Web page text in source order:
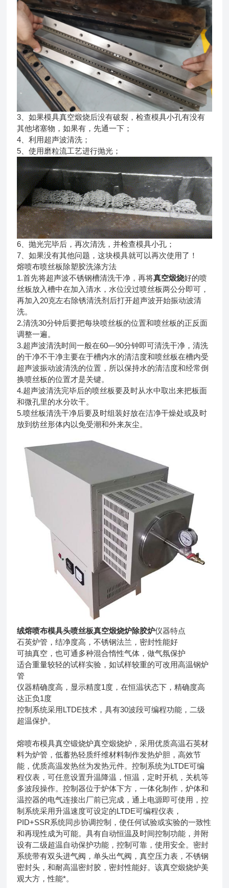
3、如果模具真空煅烧后没有破裂，检查模具小孔有没有
其他堵塞物，如果有，先通一下；
4、利用超声波清洗；
5、使用磨粒流工艺进行抛光；
6、抛光完毕后，再次清洗，并检查模具小孔；
7、如果没有其他问题，这块模具就可以再次使用了！
熔喷布喷丝板除塑胶洗涤方法
1.首先将超声波不锈钢槽清洗干净，再将真空煅烧好的喷
丝板放入槽中在加入清水，水位没过喷丝板两公分即可，
再加入20克左右除锈清洗剂后打开超声波开始振动波清
洗。
2.清洗30分钟后要把每块喷丝板的位置和喷丝板的正反面
调整一遍。
3.超声波清洗时间一般在60—90分钟即可清洗干净，清洗
的干净不干净主要在于槽内水的清洁度和喷丝板在槽内受
超声波振动波清洗的位置，所以保持水的清洁度和经常倒
换喷丝板的位置才是关键。
4.超声波清洗完毕后的喷丝板要及时从水中取出来把板面
和微孔里的水分吹干。
5.喷丝板清洗干净后要及时组装好放在洁净干燥处或及时
放到纺丝形体内以免受潮和外来灰尘。
绒熔喷布模具头喷丝板真空煅烧炉除胶炉仪器特点
石英炉管，结净度高，不锈钢法兰，密封性能好
可抽真空，也可通多种混合惰性气体，做气氛保护
适合重量较轻的试样实验，如试样较重的可改用高温钢炉
管
仪器精确度高，显示精度1度，在恒温状态下，精确度高
达正负1度
控制系统采用LTDE技术，具有30波段可编程功能，二级
超温保护。
熔喷布模具真空锻烧炉真空煅烧炉，采用优质高温石英材
料为炉管，低蓄热轻质纤维材料制作发热炉胆，高效节
能，优质高温发热丝为发热元件。控制系统为LTDE可编
程仪表，可任意设置升温降温，恒温，定时开机，关机等
多波段操作。控制器位于炉体下方，一体化制作，炉体和
温控器的电气连接出厂前已完成，通上电源即可使用，控
制系统采用升温速度可设定的LTDE可编程仪表，
PID+SSR系统同步协调控制，使任何试验或实验的一致性
和再现性成为可能。具有自动恒温及时间控制功能，并附
设有二级超温自动保护功能，控制可靠，使用安全。密封
系统带有双头进气阀，单头出气阀，真空压力表，不锈钢
密封头，和耐高温密封胶，密封性能好。该真空煅烧炉美
观大方，性能*。